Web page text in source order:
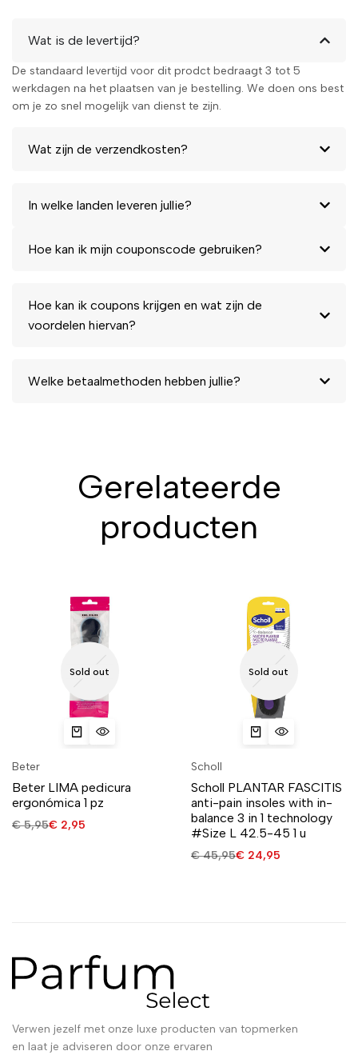
Wat is de levertijd?
De standaard levertijd voor dit prodct bedraagt 3 tot 5
werkdagen na het plaatsen van je bestelling. We doen ons best
om je zo snel mogelijk van dienst te zijn.
Wat zijn de verzendkosten?
In welke landen leveren jullie?
Hoe kan ik mijn couponscode gebruiken?
Hoe kan ik coupons krijgen en wat zijn de
voordelen hiervan?
Welke betaalmethoden hebben jullie?
Gerelateerde
producten
Sold out
Beter
Beter LIMA pedicura
ergonómica 1 pz
€5,95€ 2,95
Sold out
Scholl
Scholl PLANTAR FASCITIS
anti-pain insoles with in-
balance 3 in 1 technology
#Size L 42.5-45 1 u
€45,95€ 24,95
Verwen jezelf met onze luxe producten van topmerken
en laat je adviseren door onze ervaren